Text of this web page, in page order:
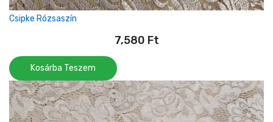
Csipke Rózsaszín
7,580 Ft
Kosárba Teszem